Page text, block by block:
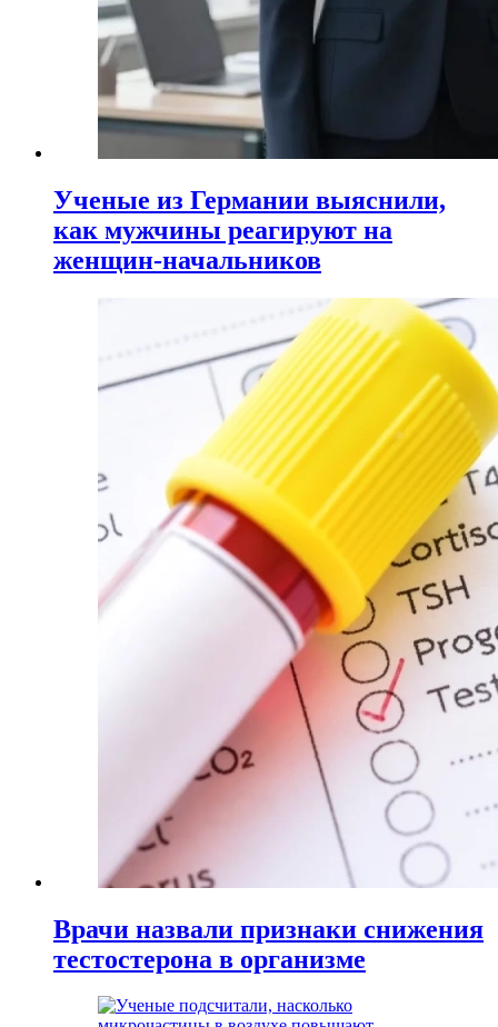
Ученые из Германии выяснили,
как мужчины реагируют на
женщин-начальников
Врачи назвали признаки снижения
тестостерона в организме